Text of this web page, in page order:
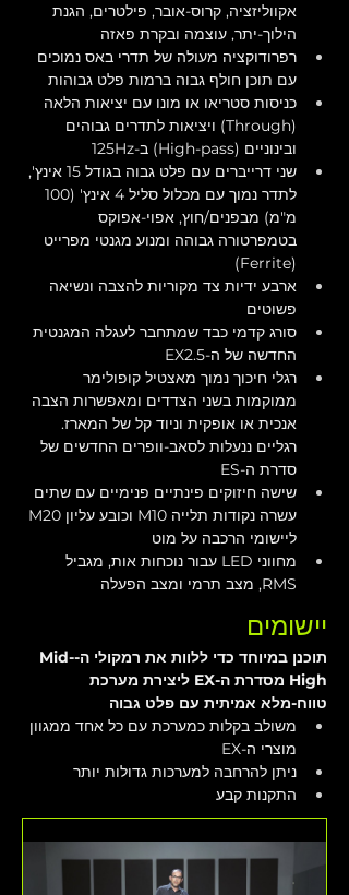
אקווליזציה, קרוס-אובר, פילטרים, הגנת
הילוך-יתר, עוצמה ובקרת פאזה
רפרודוקציה מעולה של תדרי באס נמוכים
עם תוכן חולף גבוה ברמות פלט גבוהות
כניסות סטריאו או מונו עם יציאות הלאה
(Through) ויציאות לתדרים גבוהים
ובינוניים (High-pass) ב-125Hz
שני דרייברים עם פלט גבוה בגודל 15 אינץ',
מ"מ) מבפנים/חוץ, אפוי-אפוקס
בטמפרטורה גבוהה ומנוע מגנטי מפרייט
(Ferrite)
ארבע ידיות צד מקוריות להצבה ונשיאה
פשוטים
סורג קדמי כבד שמתחבר לעגלה המגנטית
החדשה של ה-EX2.5
רגלי חיכוך נמוך מאצטיל קופולימר
ממוקמות בשני הצדדים ומאפשרות הצבה
אנכית או אופקית וניוד קל של המארז.
רגליים ננעלות לסאב-וופרים החדשים של
סדרת ה-ES
שישה חיזוקים פינתיים פנימיים עם שתים
ליישומי הרכבה על מוט
מחווני LED עבור נוכחות אות, מגביל
RMS, מצב תרמי ומצב הפעלה
יישומים
תוכנן במיוחד כדי ללוות את רמקולי ה-Mid-
High מסדרת ה-EX ליצירת מערכת
טווח-מלא אמיתית עם פלט גבוה
משולב בקלות כמערכת עם כל אחד ממגוון
מוצרי ה-EX
ניתן להרחבה למערכות גדולות יותר
התקנות קבע